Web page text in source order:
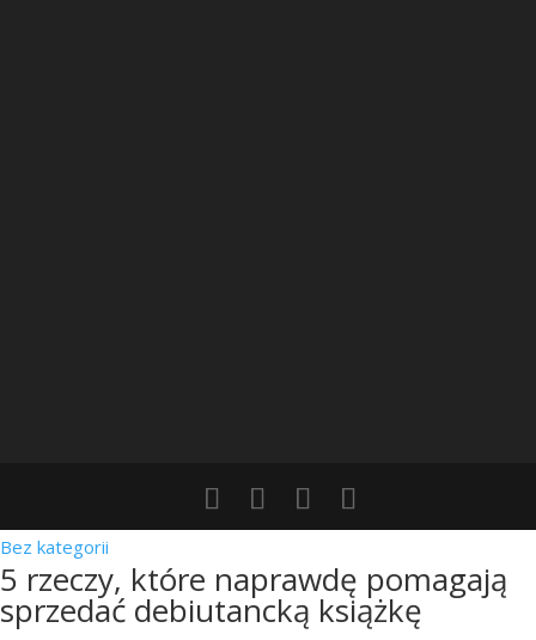
Bez kategorii
5 rzeczy, które naprawdę pomagają
sprzedać debiutancką książkę